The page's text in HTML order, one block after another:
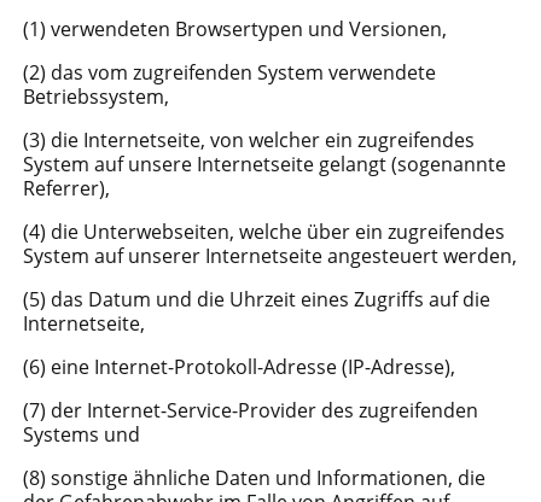
(1) verwendeten Browsertypen und Versionen,
(2) das vom zugreifenden System verwendete
Betriebssystem,
(3) die Internetseite, von welcher ein zugreifendes
System auf unsere Internetseite gelangt (sogenannte
Referrer),
(4) die Unterwebseiten, welche über ein zugreifendes
System auf unserer Internetseite angesteuert werden,
(5) das Datum und die Uhrzeit eines Zugriffs auf die
Internetseite,
(6) eine Internet-Protokoll-Adresse (IP-Adresse),
(7) der Internet-Service-Provider des zugreifenden
Systems und
(8) sonstige ähnliche Daten und Informationen, die